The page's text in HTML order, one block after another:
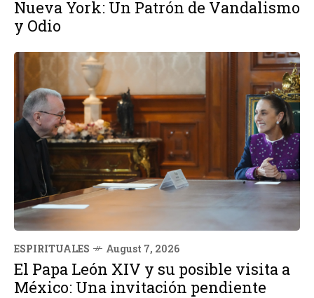
Nueva York: Un Patrón de Vandalismo
y Odio
ESPIRITUALES August 7, 2026
El Papa León XIV y su posible visita a
México: Una invitación pendiente